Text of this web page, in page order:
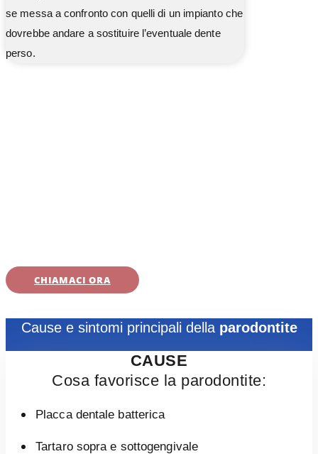
se messa a confronto con quelli di un impianto che
dovrebbe andare a sostituire l’eventuale dente
perso.
CHIAMACI ORA
Cause e sintomi principali della parodontite
CAUSE
Cosa favorisce la parodontite:
Placca dentale batterica
Tartaro sopra e sottogengivale